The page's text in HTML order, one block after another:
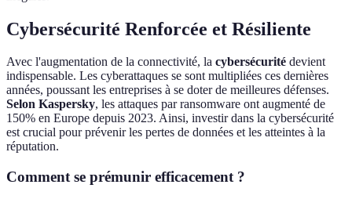
Cybersécurité Renforcée et Résiliente
Avec l'augmentation de la connectivité, la cybersécurité devient
indispensable. Les cyberattaques se sont multipliées ces dernières
années, poussant les entreprises à se doter de meilleures défenses.
Selon Kaspersky, les attaques par ransomware ont augmenté de
150% en Europe depuis 2023. Ainsi, investir dans la cybersécurité
est crucial pour prévenir les pertes de données et les atteintes à la
réputation.
Comment se prémunir efficacement ?